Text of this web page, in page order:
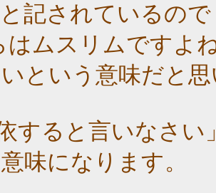
記されているので
はムスリムですよ
という意味だと
すると言いなさ
味になります。